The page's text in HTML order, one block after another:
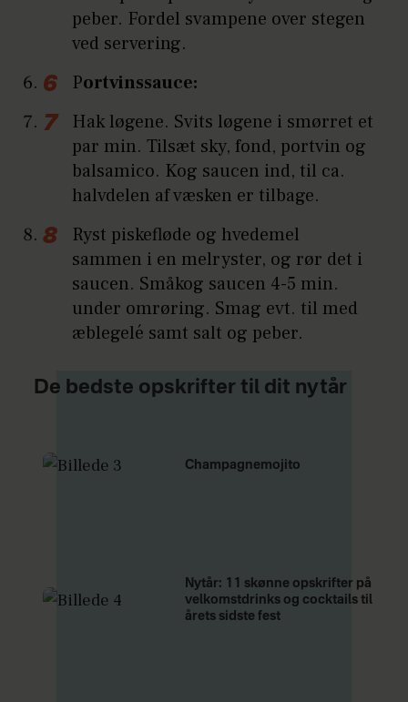
peber. Fordel svampene over stegen
ved servering.
Portvinssauce:
Hak løgene. Svits løgene i smørret et
par min. Tilsæt sky, fond, portvin og
balsamico. Kog saucen ind, til ca.
halvdelen af væsken er tilbage.
Ryst piskefløde og hvedemel
sammen i en melryster, og rør det i
saucen. Småkog saucen 4-5 min.
under omrøring. Smag evt. til med
æblegelé samt salt og peber.
De bedste opskrifter til dit nytår
Champagnemojito
Nytår: 11 skønne opskrifter på
velkomstdrinks og cocktails til
årets sidste fest